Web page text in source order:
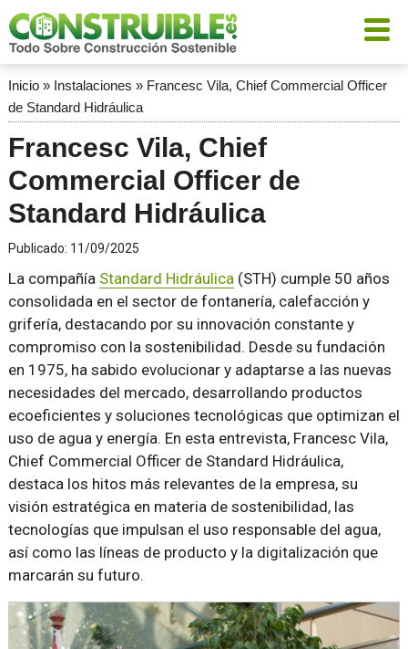
Inicio» Instalaciones » Francesc Vila, Chief Commercial Officer
de Standard Hidráulica
Francesc Vila, Chief
Commercial Officer de
Standard Hidráulica
Publicado: 11/09/2025
La compañía Standard Hidráulica(STH) cumple 50 años
consolidada en el sector de fontanería, calefacción y
grifería, destacando por su innovación constante y
compromiso con la sostenibilidad. Desde su fundación
en 1975, ha sabido evolucionar y adaptarse a las nuevas
necesidades del mercado, desarrollando productos
ecoeficientes y soluciones tecnológicas que optimizan el
uso de agua y energía. En esta entrevista, Francesc Vila,
Chief Commercial Officer de Standard Hidráulica,
destaca los hitos más relevantes de la empresa, su
visión estratégica en materia de sostenibilidad, las
tecnologías que impulsan el uso responsable del agua,
así como las líneas de producto y la digitalización que
marcarán su futuro.